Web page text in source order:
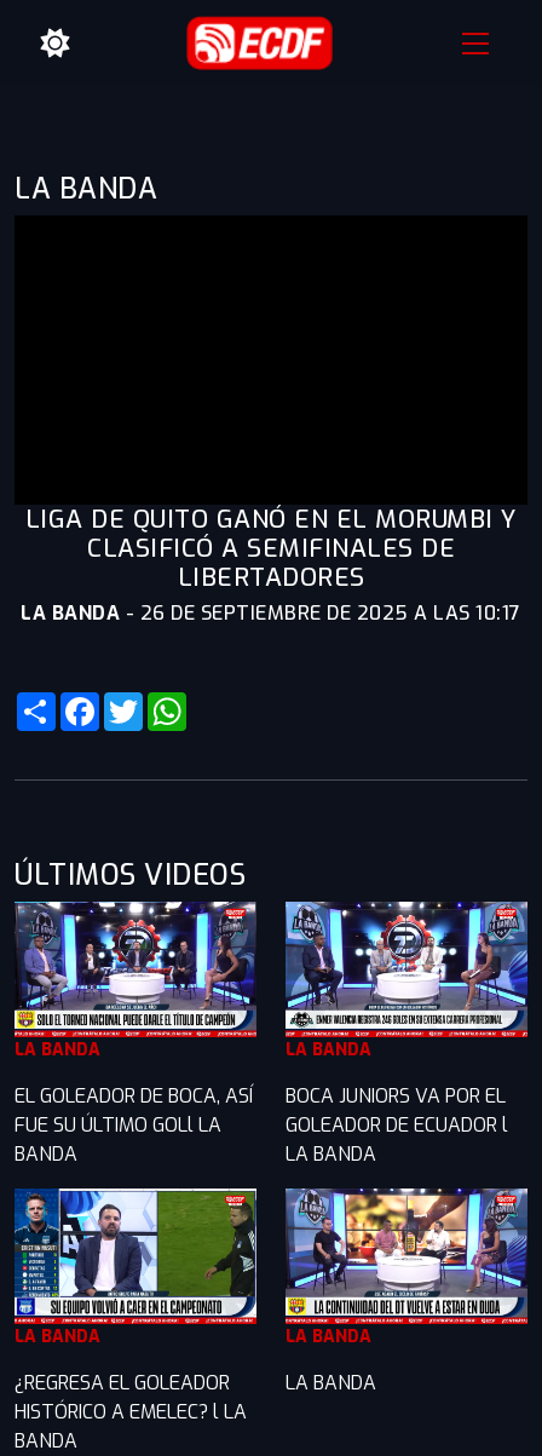
LA BANDA
LIGA DE QUITO GANÓ EN EL MORUMBI Y
CLASIFICÓ A SEMIFINALES DE
LIBERTADORES
LA BANDA - 26 DE SEPTIEMBRE DE 2025 A LAS 10:17
ShareFacebook
Twitter
ÚLTIMOS VIDEOS
LA BANDA
EL GOLEADOR DE BOCA, ASÍ
FUE SU ÚLTIMO GOLl LA
BANDA
LA BANDA
BOCA JUNIORS VA POR EL
GOLEADOR DE ECUADOR l
LA BANDA
LA BANDA
¿REGRESA EL GOLEADOR
HISTÓRICO A EMELEC? l LA
BANDA
LA BANDA
LA BANDA